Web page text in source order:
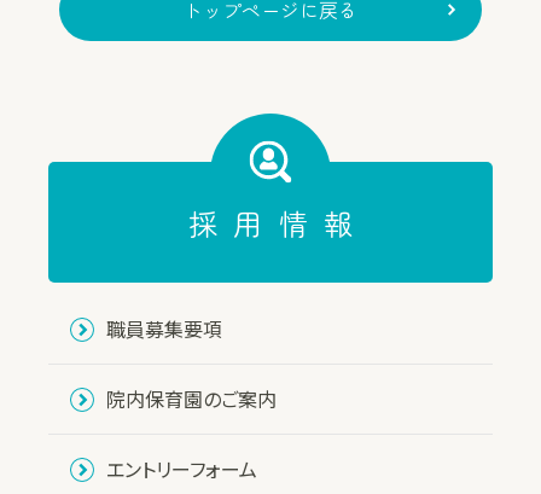
トップページに戻る
採用情報
職員募集要項
院内保育園のご案内
エントリーフォーム